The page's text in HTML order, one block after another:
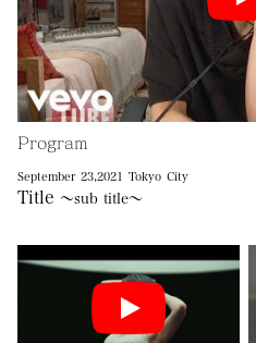
Program
September 23,2021 Tokyo City
Title ～sub title～